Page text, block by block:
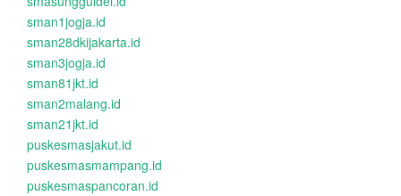
sman1jogja.id
sman28dkijakarta.id
sman3jogja.id
sman81jkt.id
sman2malang.id
sman21jkt.id
puskesmasjakut.id
puskesmasmampang.id
puskesmaspancoran.id